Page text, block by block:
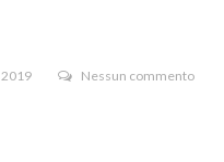
Nessun commento